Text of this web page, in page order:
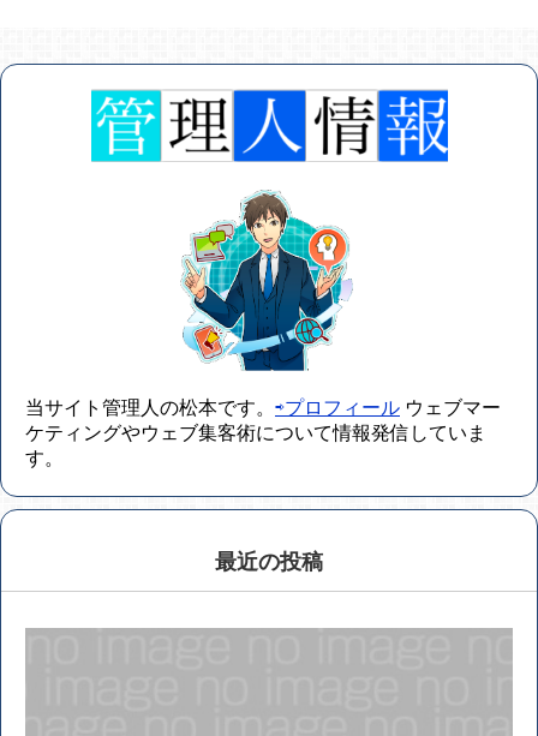
当サイト管理人の松本です。 ⇨プロフィール ウェブマー
ケティングやウェブ集客術について情報発信していま
す。
最近の投稿